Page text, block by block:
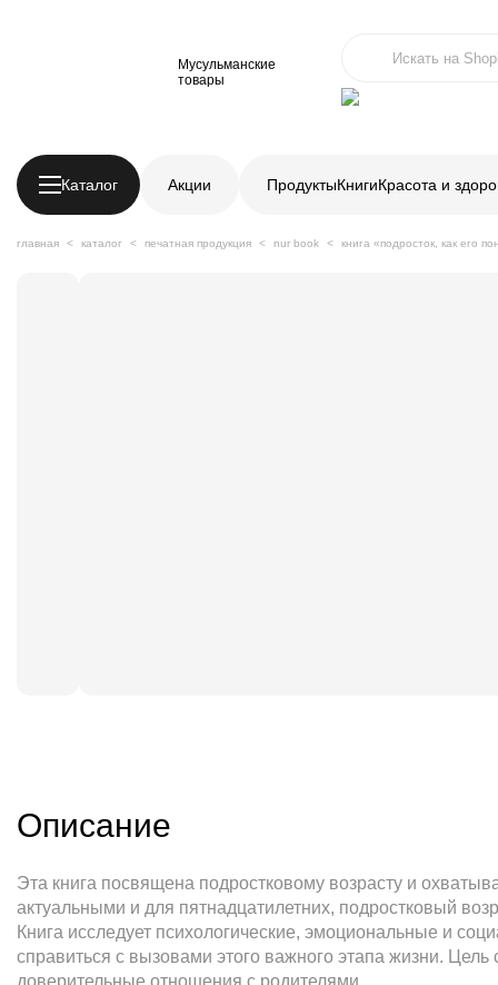
Мусульманские
товары
Каталог Акции ПродуктыКнигиКрасота и
главная каталог печатная продукция nur book книга «подросток, как его
Описание
Эта книга посвящена подростковому возрасту и
актуальными и для пятнадцатилетних, подростковый
Книга исследует психологические, эмоциональные и
справиться с вызовами этого важного этапа жизни.
доверительные отношения с родителями.